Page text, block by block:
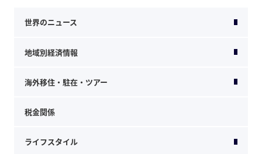
世界のニュース
地域別経済情報
海外移住・駐在・ツアー
税金関係
ライフスタイル